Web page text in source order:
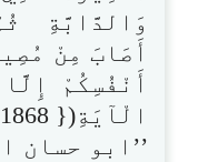
وَالدَّابَّةِ
أَصَابَ مِنْ
أَنْفُسِكُمْ
الْآيَةِ({ FR 1868 })
’’ابو حسان